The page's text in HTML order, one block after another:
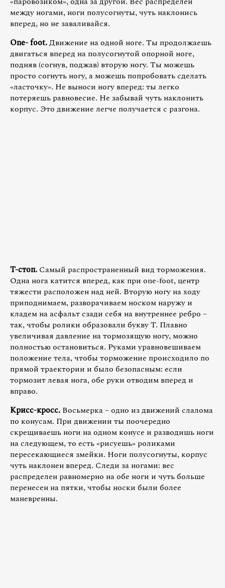
между ногами, ноги полусогнуты, чуть наклонись
вперед, но не заваливайся.
One-foot.Движение на одной ноге. Ты продолжаешь
двигаться вперед на полусогнутой опорной ноге,
подняв (согнув, поджав) вторую ногу. Ты можешь
просто согнуть ногу, а можешь попробовать сделать
«ласточку». Не выноси ногу вперед: ты легко
потеряешь равновесие. Не забывай чуть наклонить
корпус. Это движение легче получается с разгона.
Т-стоп. Самый распространенный вид торможения.
Одна нога катится вперед, как при one-foot, центр
тяжести расположен над ней. Вторую ногу на ходу
приподнимаем, разворачиваем носком наружу и
кладем на асфальт сзади себя на внутреннее ребро –
так, чтобы ролики образовали букву Т. Плавно
увеличивая давление на тормозящую ногу, можно
полностью остановиться. Руками уравновешиваем
положение тела, чтобы торможение происходило по
прямой траектории и было безопасным: если
тормозит левая нога, обе руки отводим вперед и
вправо.
Крисс-кросс. Восьмерка – одно из движений слалома
по конусам. При движении ты поочередно
скрещиваешь ноги на одном конусе и разводишь ноги
на следующем, то есть «рисуешь» роликами
пересекающиеся змейки. Ноги полусогнуты, корпус
чуть наклонен вперед. Следи за ногами: вес
распределен равномерно на обе ноги и чуть больше
перенесен на пятки, чтобы носки были более
маневренны.